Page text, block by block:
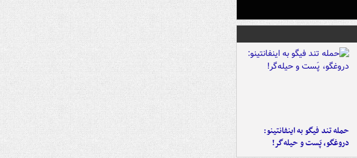
حمله تند فیگو به اینفانتینو:
دروغگو، پَست‌ و حیله‌گر!